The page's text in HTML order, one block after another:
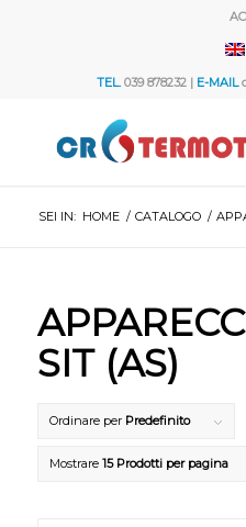
TEL.039 878232 | E-MAIL
SEI IN: HOME / CATALOGO /
SIT (AS)
Ordinare per Predefinito
Mostrare 15 Prodotti per pagina